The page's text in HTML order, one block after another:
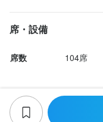
席・設備
席数 104席